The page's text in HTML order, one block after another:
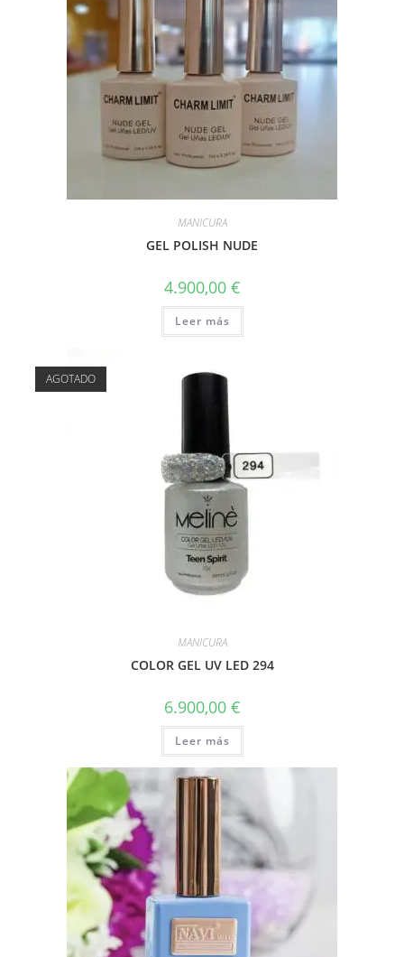
MANICURA
GEL POLISH NUDE
4.900,00 €
Leer más
AGOTADO
MANICURA
COLOR GEL UV LED 294
6.900,00 €
Leer más